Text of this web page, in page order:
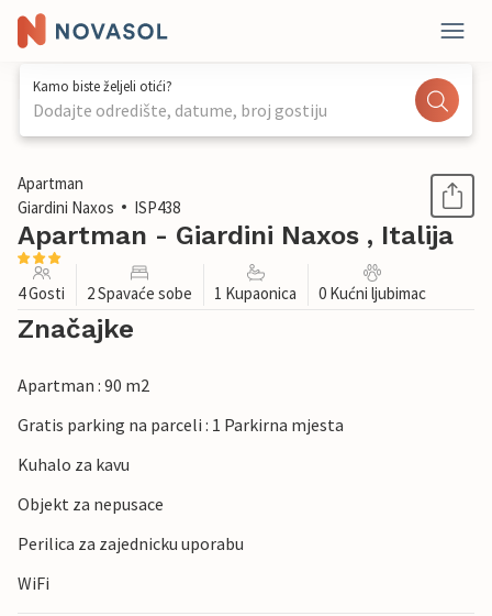
Kamo biste željeli otići?
Dodajte odredište, datume, broj gostiju
1 / 28
Apartman
Giardini Naxos
ISP438
Apartman - Giardini Naxos , Italija
4 Gosti 2 Spavaće sobe 1 Kupaonica 0 Kućni ljubimac
Značajke
Apartman : 90 m2
Gratis parking na parceli : 1 Parkirna mjesta
Kuhalo za kavu
Objekt za nepusace
Perilica za zajednicku uporabu
WiFi